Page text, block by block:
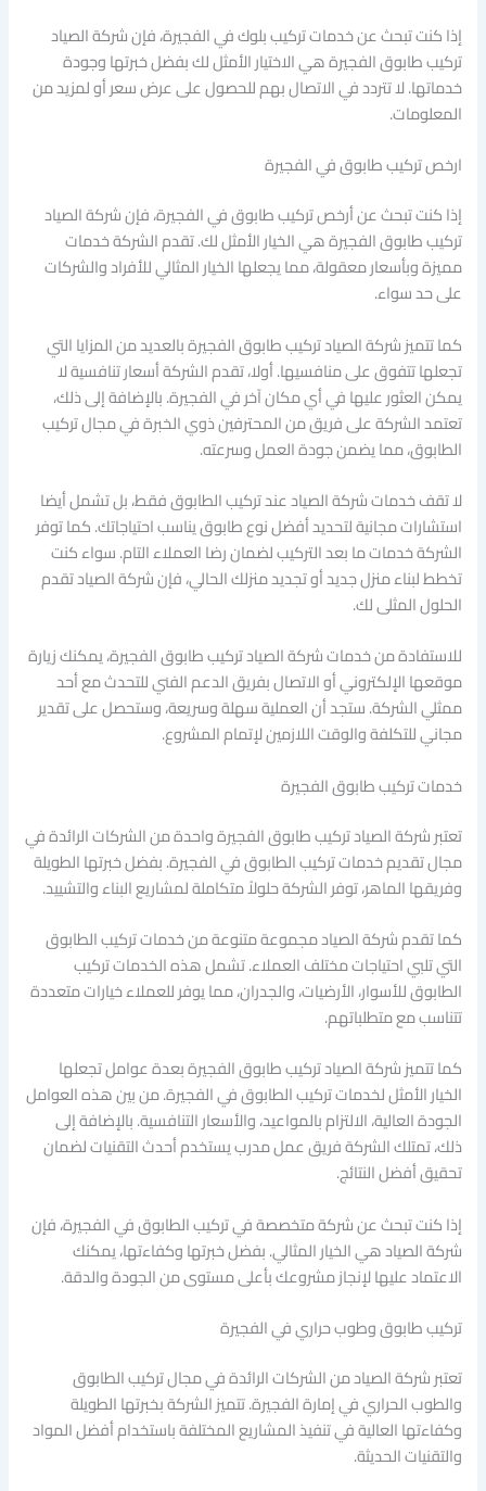
إذا كنت تبحث عن خدمات تركيب بلوك في الفجيرة، فإن شركة الصياد
تركيب طابوق الفجيرة هي الاختيار الأمثل لك بفضل خبرتها وجودة
خدماتها. لا تتردد في الاتصال بهم للحصول على عرض سعر أو لمزيد من
المعلومات.
ارخص تركيب طابوق في الفجيرة
إذا كنت تبحث عن أرخص تركيب طابوق في الفجيرة، فإن شركة الصياد
تركيب طابوق الفجيرة هي الخيار الأمثل لك. تقدم الشركة خدمات
مميزة وبأسعار معقولة، مما يجعلها الخيار المثالي للأفراد والشركات
على حد سواء.
كما تتميز شركة الصياد تركيب طابوق الفجيرة بالعديد من المزايا التي
تجعلها تتفوق على منافسيها. أولا، تقدم الشركة أسعار تنافسية لا
يمكن العثور عليها في أي مكان آخر في الفجيرة. بالإضافة إلى ذلك،
تعتمد الشركة على فريق من المحترفين ذوي الخبرة في مجال تركيب
الطابوق، مما يضمن جودة العمل وسرعته.
لا تقف خدمات شركة الصياد عند تركيب الطابوق فقط، بل تشمل أيضا
استشارات مجانية لتحديد أفضل نوع طابوق يناسب احتياجاتك. كما توفر
الشركة خدمات ما بعد التركيب لضمان رضا العملاء التام. سواء كنت
تخطط لبناء منزل جديد أو تجديد منزلك الحالي، فإن شركة الصياد تقدم
الحلول المثلى لك.
للاستفادة من خدمات شركة الصياد تركيب طابوق الفجيرة، يمكنك زيارة
موقعها الإلكتروني أو الاتصال بفريق الدعم الفني للتحدث مع أحد
ممثلي الشركة. ستجد أن العملية سهلة وسريعة، وستحصل على تقدير
مجاني للتكلفة والوقت اللازمين لإتمام المشروع.
خدمات تركيب طابوق الفجيرة
تعتبر شركة الصياد تركيب طابوق الفجيرة واحدة من الشركات الرائدة في
مجال تقديم خدمات تركيب الطابوق في الفجيرة. بفضل خبرتها الطويلة
وفريقها الماهر، توفر الشركة حلولاً متكاملة لمشاريع البناء والتشييد.
كما تقدم شركة الصياد مجموعة متنوعة من خدمات تركيب الطابوق
التي تلبي احتياجات مختلف العملاء. تشمل هذه الخدمات تركيب
الطابوق للأسوار، الأرضيات، والجدران، مما يوفر للعملاء خيارات متعددة
تتناسب مع متطلباتهم.
كما تتميز شركة الصياد تركيب طابوق الفجيرة بعدة عوامل تجعلها
الخيار الأمثل لخدمات تركيب الطابوق في الفجيرة. من بين هذه العوامل
الجودة العالية، الالتزام بالمواعيد، والأسعار التنافسية. بالإضافة إلى
ذلك، تمتلك الشركة فريق عمل مدرب يستخدم أحدث التقنيات لضمان
تحقيق أفضل النتائج.
إذا كنت تبحث عن شركة متخصصة في تركيب الطابوق في الفجيرة، فإن
شركة الصياد هي الخيار المثالي. بفضل خبرتها وكفاءتها، يمكنك
الاعتماد عليها لإنجاز مشروعك بأعلى مستوى من الجودة والدقة.
تركيب طابوق وطوب حراري في الفجيرة
تعتبر شركة الصياد من الشركات الرائدة في مجال تركيب الطابوق
والطوب الحراري في إمارة الفجيرة. تتميز الشركة بخبرتها الطويلة
وكفاءتها العالية في تنفيذ المشاريع المختلفة باستخدام أفضل المواد
والتقنيات الحديثة.